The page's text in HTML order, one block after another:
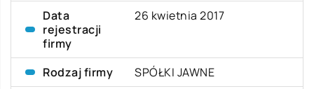
Data
rejestracji
firmy
26 kwietnia 2017
Rodzaj firmy
SPÓŁKI JAWNE